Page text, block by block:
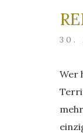
30.
Wer